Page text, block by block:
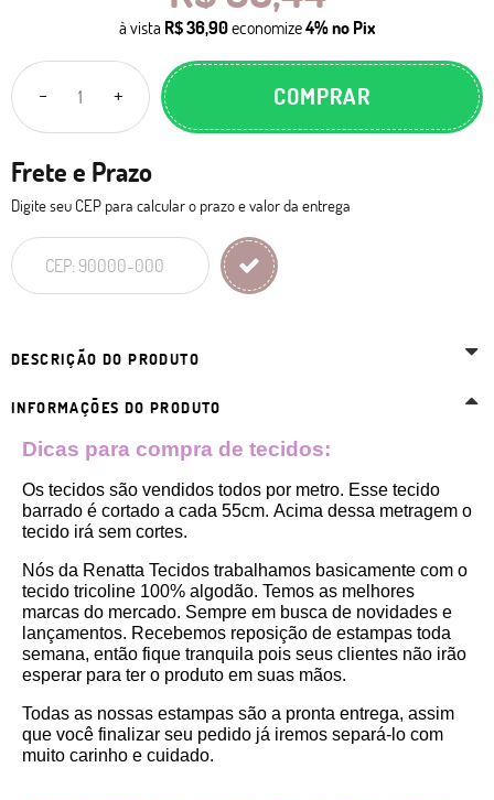
à vista R$ 36,90economize4%no Pix
COMPRAR
Frete e Prazo
Digite seu CEP para calcular o prazo e valor da entrega
DESCRIÇÃO DO PRODUTO
INFORMAÇÕES DO PRODUTO
Dicas para compra de tecidos:
Os tecidos são vendidos todos por metro. Esse tecido
barrado é cortado a cada 55cm. Acima dessa metragem o
tecido irá sem cortes.
Nós da Renatta Tecidos trabalhamos basicamente com o
tecido tricoline 100% algodão. Temos as melhores
marcas do mercado. Sempre em busca de novidades e
lançamentos. Recebemos reposição de estampas toda
semana, então fique tranquila pois seus clientes não irão
esperar para ter o produto em suas mãos.
Todas as nossas estampas são a pronta entrega, assim
que você finalizar seu pedido já iremos separá-lo com
muito carinho e cuidado.